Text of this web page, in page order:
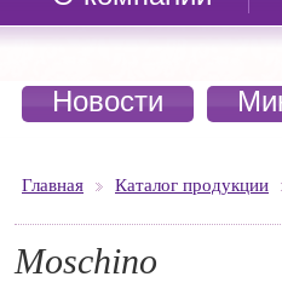
Новости
Главная Каталог продукции
Moschino